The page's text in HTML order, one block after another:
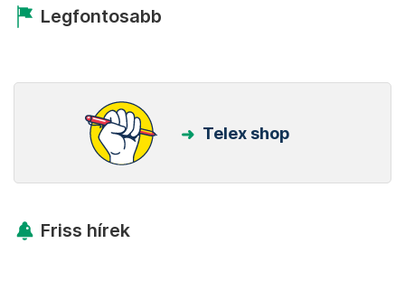
Legfontosabb
Telex shop
Friss hírek